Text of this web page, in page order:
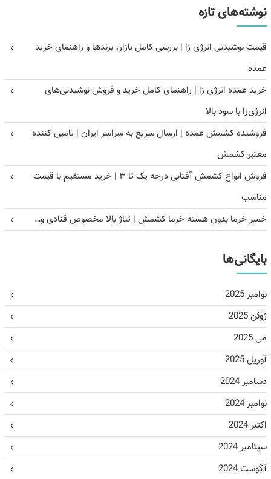
نوشته‌های تازه
قیمت نوشیدنی انرژی زا | بررسی کامل بازار، برندها و راهنمای خرید
عمده
خرید عمده انرژی زا | راهنمای کامل خرید و فروش نوشیدنی‌های
انرژی‌زا با سود بالا
فروشنده کشمش عمده | ارسال سریع به سراسر ایران | تامین کننده
معتبر کشمش
فروش انواع کشمش آفتابی درجه یک تا ۳ | خرید مستقیم با قیمت
مناسب
خمیر خرما بدون هسته خرما کشمش | تناژ بالا مخصوص قنادی و…
بایگانی‌ها
نوامبر 2025
ژوئن 2025
می 2025
آوریل 2025
دسامبر 2024
نوامبر 2024
اکتبر 2024
سپتامبر 2024
آگوست 2024